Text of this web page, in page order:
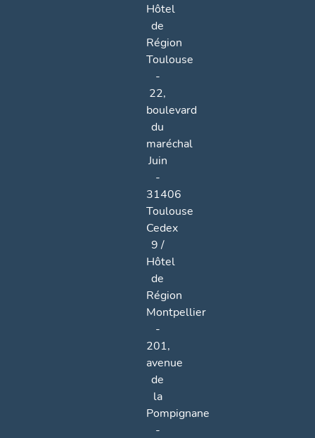
Hôtel
de
Région
Toulouse
-
22,
boulevard
du
maréchal
Juin
-
31406
Toulouse
Cedex
9 /
Hôtel
de
Région
Montpellier
-
201,
avenue
de
la
Pompignane
-